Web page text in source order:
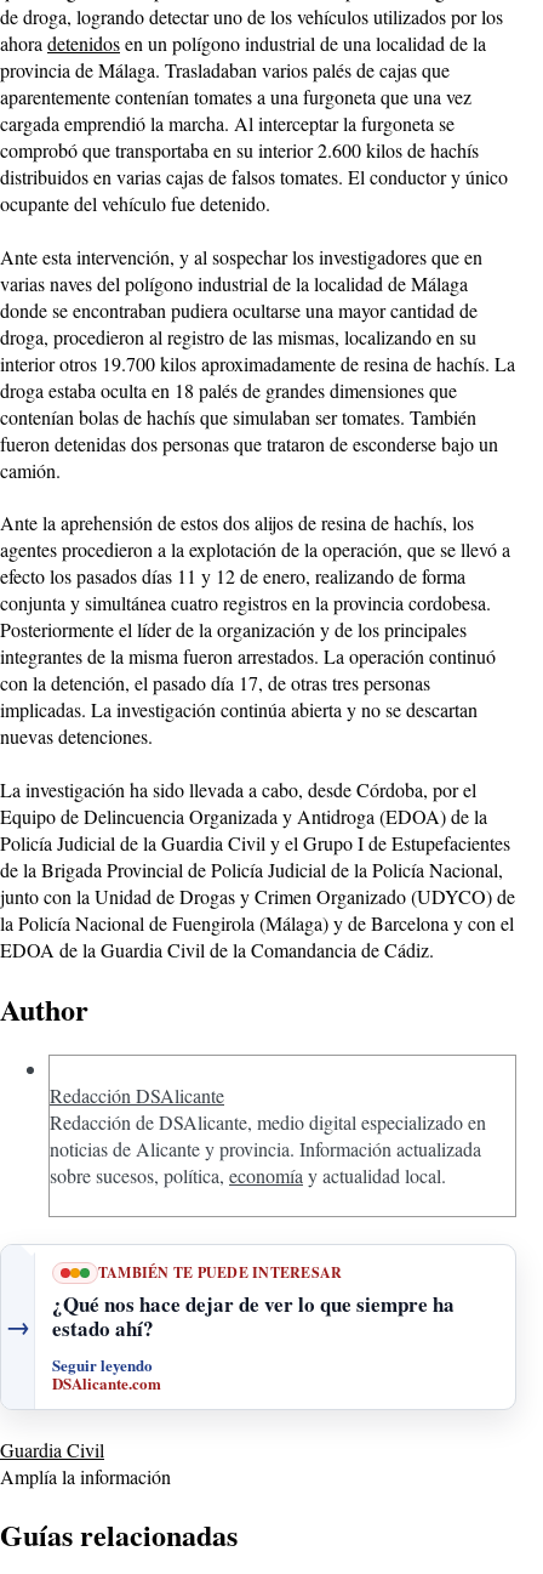
de droga, logrando detectar uno de los vehículos utilizados por los
ahora detenidosen un polígono industrial de una localidad de la
provincia de Málaga. Trasladaban varios palés de cajas que
aparentemente contenían tomates a una furgoneta que una vez
cargada emprendió la marcha. Al interceptar la furgoneta se
comprobó que transportaba en su interior 2.600 kilos de hachís
distribuidos en varias cajas de falsos tomates. El conductor y único
ocupante del vehículo fue detenido.
Ante esta intervención, y al sospechar los investigadores que en
varias naves del polígono industrial de la localidad de Málaga
donde se encontraban pudiera ocultarse una mayor cantidad de
droga, procedieron al registro de las mismas, localizando en su
interior otros 19.700 kilos aproximadamente de resina de hachís. La
droga estaba oculta en 18 palés de grandes dimensiones que
contenían bolas de hachís que simulaban ser tomates. También
fueron detenidas dos personas que trataron de esconderse bajo un
camión.
Ante la aprehensión de estos dos alijos de resina de hachís, los
agentes procedieron a la explotación de la operación, que se llevó a
efecto los pasados días 11 y 12 de enero, realizando de forma
conjunta y simultánea cuatro registros en la provincia cordobesa.
Posteriormente el líder de la organización y de los principales
integrantes de la misma fueron arrestados. La operación continuó
con la detención, el pasado día 17, de otras tres personas
implicadas. La investigación continúa abierta y no se descartan
nuevas detenciones.
La investigación ha sido llevada a cabo, desde Córdoba, por el
Equipo de Delincuencia Organizada y Antidroga (EDOA) de la
Policía Judicial de la Guardia Civil y el Grupo I de Estupefacientes
de la Brigada Provincial de Policía Judicial de la Policía Nacional,
junto con la Unidad de Drogas y Crimen Organizado (UDYCO) de
la Policía Nacional de Fuengirola (Málaga) y de Barcelona y con el
EDOA de la Guardia Civil de la Comandancia de Cádiz.
Author
Redacción DSAlicante
Redacción de DSAlicante, medio digital especializado en
noticias de Alicante y provincia. Información actualizada
sobre sucesos, política, economíay actualidad local.
→
TAMBIÉN TE PUEDE INTERESAR
¿Qué nos hace dejar de ver lo que siempre ha
estado ahí?
Seguir leyendo
DSAlicante.com
Guardia Civil
Amplía la información
Guías relacionadas